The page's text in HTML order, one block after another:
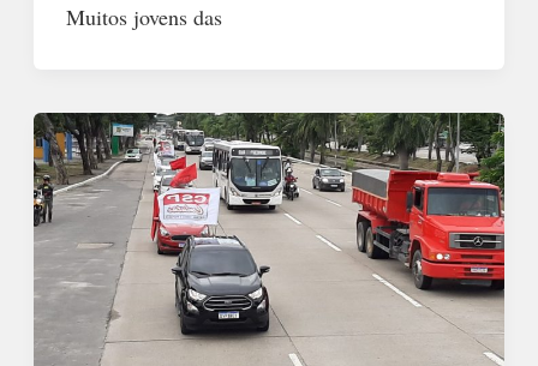
Muitos jovens das